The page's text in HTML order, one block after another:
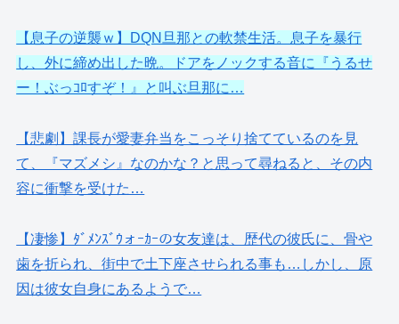
【息子の逆襲ｗ】DQN旦那との軟禁生活。息子を暴行
し、外に締め出した晩。ドアをノックする音に『うるせ
ー！ぶっｺﾛすぞ！』と叫ぶ旦那に…
【悲劇】課長が愛妻弁当をこっそり捨てているのを見
て、『マズメシ』なのかな？と思って尋ねると、その内
容に衝撃を受けた…
【凄惨】ﾀﾞﾒﾝｽﾞｳォｰｶｰの女友達は、歴代の彼氏に、骨や
歯を折られ、街中で土下座させられる事も…しかし、原
因は彼女自身にあるようで…